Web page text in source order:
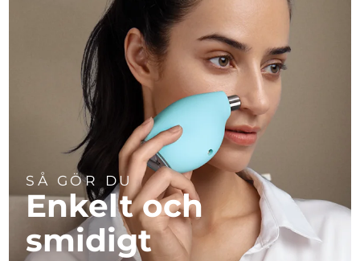
SÅ GÖR DU
Enkelt och
smidigt